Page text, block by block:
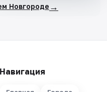
Новгороде →
Навигация